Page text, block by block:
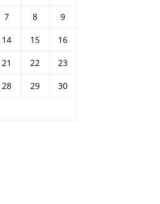
7 8
9
14 15
16
21 22
23
28 29
30